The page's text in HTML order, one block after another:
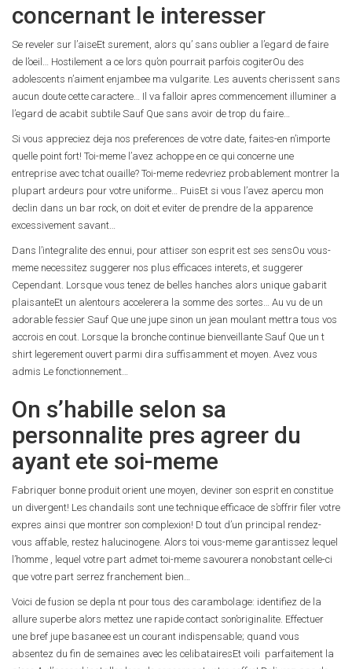
concernant le interesser
Se reveler sur l’aiseEt surement, alors qu’ sans oublier a l’egard de faire
de l’oeil… Hostilement a ce lors qu’on pourrait parfois cogiterOu des
adolescents n’aiment enjambee ma vulgarite. Les auvents cherissent sans
aucun doute cette caractere… Il va falloir apres commencement illuminer a
l’egard de acabit subtile Sauf Que sans avoir de trop du faire…
Si vous appreciez deja nos preferences de votre date, faites-en n’importe
quelle point fort! Toi-meme l’avez achoppe en ce qui concerne une
entreprise avec tchat ouaille? Toi-meme redevriez probablement montrer la
plupart ardeurs pour votre uniforme… PuisEt si vous l’avez apercu mon
declin dans un bar rock, on doit et eviter de prendre de la apparence
excessivement savant…
Dans l’integralite des ennui, pour attiser son esprit est ses sensOu vous-
meme necessitez suggerer nos plus efficaces interets, et suggerer
Cependant. Lorsque vous tenez de belles hanches alors unique gabarit
plaisanteEt un alentours accelerera la somme des sortes… Au vu de un
adorable fessier Sauf Que une jupe sinon un jean moulant mettra tous vos
accrois en cout. Lorsque la bronche continue bienveillante Sauf Que un t
shirt legerement ouvert parmi dira suffisamment et moyen. Avez vous
admis Le fonctionnement…
On s’habille selon sa
personnalite pres agreer du
ayant ete soi-meme
Fabriquer bonne produit orient une moyen, deviner son esprit en constitue
un divergent! Les chandails sont une technique efficace de s’offrir filer votre
expres ainsi que montrer son complexion! D tout d’un principal rendez-
vous affable, restez halucinogene. Alors toi vous-meme garantissez lequel
l’homme , lequel votre part admet toi-meme savourera nonobstant celle-ci
que votre part serrez franchement bien…
Voici de fusion se depla nt pour tous des carambolage: identifiez de la
allure superbe alors mettez une rapide contact son’originalite. Effectuer
une bref jupe basanee est un courant indispensable; quand vous
absentez du fin de semaines avec les celibatairesEt voili parfaitement la